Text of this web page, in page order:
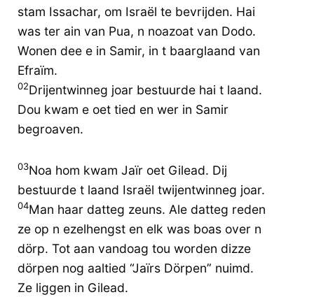
stam Issachar, om Israël te bevrijden. Hai
was ter ain van Pua, n noazoat van Dodo.
Wonen dee e in Samir, in t baarglaand van
Efraïm.
02Drijentwinneg joar bestuurde hai t laand.
Dou kwam e oet tied en wer in Samir
begroaven.
03Noa hom kwam Jaïr oet Gilead. Dij
bestuurde t laand Israël twijentwinneg joar.
04Man haar datteg zeuns. Ale datteg reden
ze op n ezelhengst en elk was boas over n
dörp. Tot aan vandoag tou worden dizze
dörpen nog aaltied “Jaïrs Dörpen” nuimd.
Ze liggen in Gilead.